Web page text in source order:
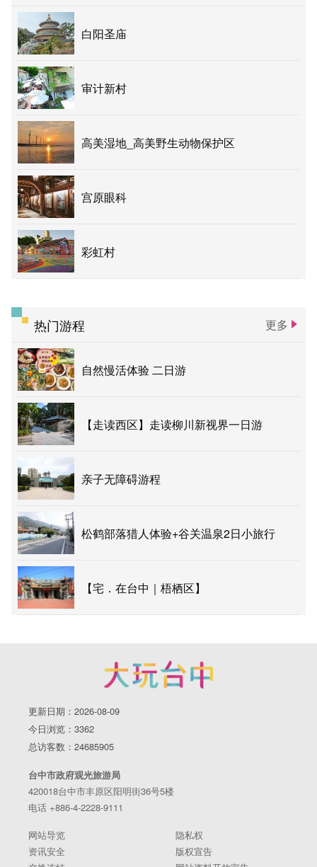
白阳圣庙
审计新村
高美湿地_高美野生动物保护区
宫原眼科
彩虹村
热门游程 更多
自然慢活体验 二日游
【走读西区】走读柳川新视界一日游
亲子无障碍游程
松鹤部落猎人体验+谷关温泉2日小旅行
【宅．在台中｜梧栖区】
更新日期：2026-08-09
今日浏览：3362
总访客数：24685905
台中市政府观光旅游局
420018台中市丰原区阳明街36号5楼
电话 +886-4-2228-9111
网站导览
隐私权
资讯安全
版权宣告